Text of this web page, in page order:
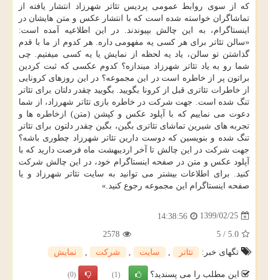
که از سوی روابط عمومی پردیس تئاتر شهرزاد انتشار یافته از
تماشاگران خواسته شده است که با انتشار عکس و متن هایشان در
اینستاگرام، به این چالش بپیوندند. در این اطلاعیه آمده است:
«سالن تئاتر برای هر کسی یه مفهومی داره. هر کدوم از ما با قدم
گذاشتن تو سالن، یاد یه لحظه از نمایش یا یه کسی میفتیم. چی
شما رو به یاد تئاتر شهرزاد میندازه؟ کدوم عکسی که ثبت کردین
براتون پر از خاطره است در این مجموعه؟ در این روزهای کرونایی
از خاطرات تئاتری قبل از کرونا بگویید. بگویید چقدر دلتان برای تئاتر
تنگ شده است. جهت شرکت در خاطره بازی تئاتر شهرزاد، از شما
دعوت می نماییم که با آپلود عکس و کپشن (متن) ازخاطره ها و
تجربه های شیرین تماشای تئاتری بگین، بگین چقدر دلتون برای تئاتر
تنگ شده و بنویسین که دوست دارین تئاتر شهرزاد چطوری باشه؟
جهت شرکت در این چالش تا آخر اردیبهشت ماه فرصت دارید که با
آپلود عکس و متن در صفحه اینستاگرام خود، در این چالش شرکت
کنید. برای اطلاعات بیشتر می توانید به سایت تئاتر شهرزاد و یا
صفحه اینستاگرام این مجموعه رجوع کنید.»
1399/02/25
14:38:56
5.0
/
5
2578
تگهای خبر:
تئاتر , سایت , شركت , نمایش
این مطلب را می پسندید؟ (1)
(0)